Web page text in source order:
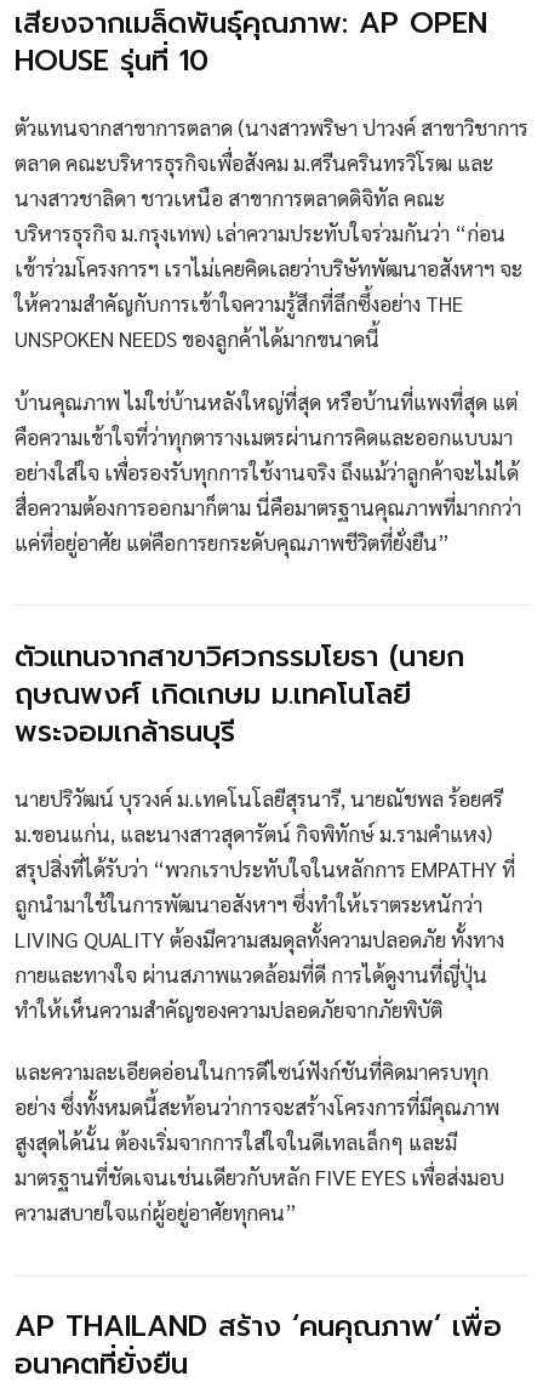
เสียงจากเมล็ดพันธุ์คุณภาพ: AP OPEN
HOUSE รุ่นที่ 10
ตัวแทนจากสาขาการตลาด (นางสาวพริษา ปาวงค์ สาขาวิชาการ
ตลาด คณะบริหารธุรกิจเพื่อสังคม ม.ศรีนครินทรวิโรฒ และ
นางสาวชาลิดา ชาวเหนือ สาขาการตลาดดิจิทัล คณะ
บริหารธุรกิจ ม.กรุงเทพ) เล่าความประทับใจร่วมกันว่า “ก่อน
เข้าร่วมโครงการฯ เราไม่เคยคิดเลยว่าบริษัทพัฒนาอสังหาฯ จะ
ให้ความสำคัญกับการเข้าใจความรู้สึกที่ลึกซึ้งอย่าง THE
UNSPOKEN NEEDS ของลูกค้าได้มากขนาดนี้
บ้านคุณภาพ ไม่ใช่บ้านหลังใหญ่ที่สุด หรือบ้านที่แพงที่สุด แต่
คือความเข้าใจที่ว่าทุกตารางเมตรผ่านการคิดและออกแบบมา
อย่างใส่ใจ เพื่อรองรับทุกการใช้งานจริง ถึงแม้ว่าลูกค้าจะไม่ได้
สื่อความต้องการออกมาก็ตาม นี่คือมาตรฐานคุณภาพที่มากกว่า
แค่ที่อยู่อาศัย แต่คือการยกระดับคุณภาพชีวิตที่ยั่งยืน”
ตัวแทนจากสาขาวิศวกรรมโยธา (นายก
ฤษณพงศ์ เกิดเกษม ม.เทคโนโลยี
พระจอมเกล้าธนบุรี
นายปริวัฒน์ บุรวงค์ ม.เทคโนโลยีสุรนารี, นายณัชพล ร้อยศรี
ม.ขอนแก่น, และนางสาวสุดารัตน์ กิจพิทักษ์ ม.รามคำแหง)
สรุปสิ่งที่ได้รับว่า “พวกเราประทับใจในหลักการ EMPATHY ที่
ถูกนำมาใช้ในการพัฒนาอสังหาฯ ซึ่งทำให้เราตระหนักว่า
LIVING QUALITY ต้องมีความสมดุลทั้งความปลอดภัย ทั้งทาง
กายและทางใจ ผ่านสภาพแวดล้อมที่ดี การได้ดูงานที่ญี่ปุ่น
ทำให้เห็นความสำคัญของความปลอดภัยจากภัยพิบัติ
และความละเอียดอ่อนในการดีไซน์ฟังก์ชันที่คิดมาครบทุก
อย่าง ซึ่งทั้งหมดนี้สะท้อนว่าการจะสร้างโครงการที่มีคุณภาพ
สูงสุดได้นั้น ต้องเริ่มจากการใส่ใจในดีเทลเล็กๆ และมี
มาตรฐานที่ชัดเจนเช่นเดียวกับหลัก FIVE EYES เพื่อส่งมอบ
ความสบายใจแก่ผู้อยู่อาศัยทุกคน”
AP THAILAND สร้าง ‘คนคุณภาพ’ เพื่อ
อนาคตที่ยั่งยืน